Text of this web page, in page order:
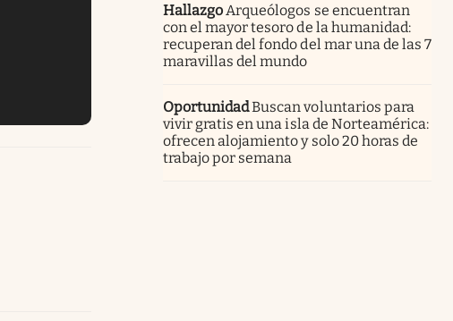
HallazgoArqueólogos se encuentran
con el mayor tesoro de la humanidad:
recuperan del fondo del mar una de las 7
maravillas del mundo
OportunidadBuscan voluntarios para
vivir gratis en una isla de Norteamérica:
ofrecen alojamiento y solo 20 horas de
trabajo por semana